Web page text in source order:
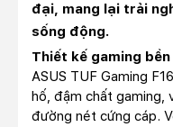
đại, mang lại trải
sống động.
Thiết kế gaming
ASUS TUF Gaming
hố, đậm chất gaming,
đường nét cứng cáp.